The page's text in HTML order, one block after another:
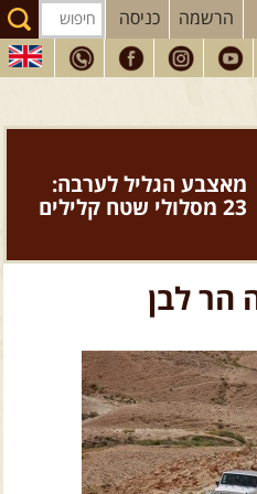
הרשמה כניסה
מאצבע הגליל לערבה:
23 מסלולי שטח קלילים